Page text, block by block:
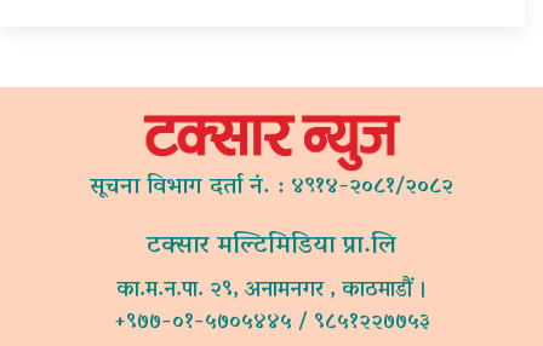
सूचना विभाग दर्ता नं. : ४९१४-२०८१/२०८२
टक्सार मल्टिमिडिया प्रा.लि
का.म.न.पा. २९, अनामनगर , काठमाडौं ।
+९७७-०१-५७०५४४५ / ९८५१२२७७५३